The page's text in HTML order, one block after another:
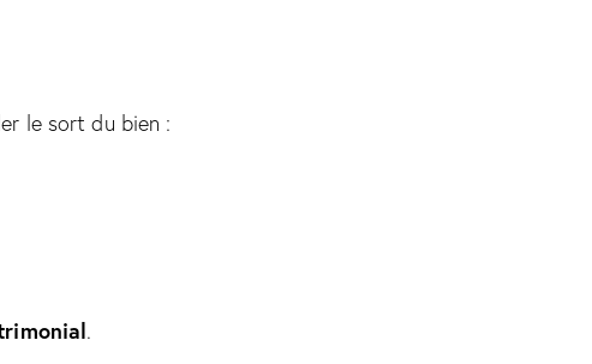
le sort du bien :
.